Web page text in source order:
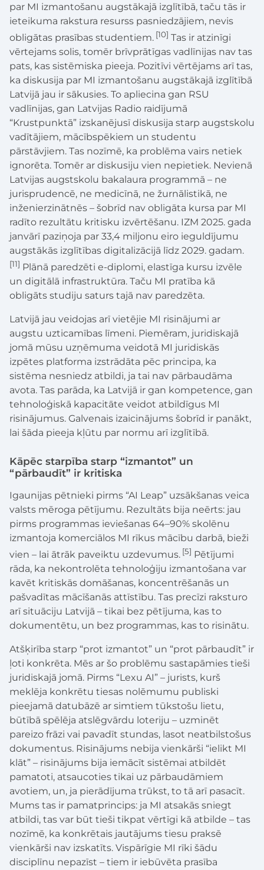
par MI izmantošanu augstākajā izglītībā, taču tās ir
ieteikuma rakstura resurss pasniedzājiem, nevis
obligātas prasības studentiem. [10] Tas ir atzinīgi
vērtejams solis, tomēr brīvprātīgas vadlīnijas nav tas
pats, kas sistēmiska pieeja. Pozitīvi vērtējams arī tas,
ka diskusija par MI izmantošanu augstākajā izglītībā
Latvijā jau ir sākusies. To apliecina gan RSU
vadlīnijas, gan Latvijas Radio raidījumā
“Krustpunktā” izskanējusī diskusija starp augstskolu
vadītājiem, mācībspēkiem un studentu
pārstāvjiem. Tas nozīmē, ka problēma vairs netiek
ignorēta. Tomēr ar diskusiju vien nepietiek. Nevienā
Latvijas augstskolu bakalaura programmā – ne
jurisprudencē, ne medicīnā, ne žurnālistikā, ne
inženierzinātnēs – šobrīd nav obligāta kursa par MI
radīto rezultātu kritisku izvērtēšanu. IZM 2025. gada
janvārī paziņoja par 33,4 miljonu eiro ieguldījumu
augstākās izglītības digitalizācijā līdz 2029. gadam.
[11] Plānā paredzēti e-diplomi, elastīga kursu izvēle
un digitālā infrastruktūra. Taču MI pratība kā
obligāts studiju saturs tajā nav paredzēta.
Latvijā jau veidojas arī vietējie MI risinājumi ar
augstu uzticamības līmeni. Piemēram, juridiskajā
jomā mūsu uzņēmuma veidotā MI juridiskās
izpētes platforma izstrādāta pēc principa, ka
sistēma nesniedz atbildi, ja tai nav pārbaudāma
avota. Tas parāda, ka Latvijā ir gan kompetence, gan
tehnoloģiskā kapacitāte veidot atbildīgus MI
risinājumus. Galvenais izaicinājums šobrīd ir panākt,
lai šāda pieeja kļūtu par normu arī izglītībā.
Kāpēc starpība starp “izmantot” un
“pārbaudīt” ir kritiska
Igaunijas pētnieki pirms “AI Leap” uzsākšanas veica
valsts mēroga pētījumu. Rezultāts bija neērts: jau
pirms programmas ieviešanas 64–90% skolēnu
izmantoja komerciālos MI rīkus mācību darbā, bieži
vien – lai ātrāk paveiktu uzdevumus. [5] Pētījumi
rāda, ka nekontrolēta tehnoloģiju izmantošana var
kavēt kritiskās domāšanas, koncentrēšanās un
pašvadītas mācīšanās attīstību. Tas precīzi raksturo
arī situāciju Latvijā – tikai bez pētījuma, kas to
dokumentētu, un bez programmas, kas to risinātu.
Atšķirība starp “prot izmantot” un “prot pārbaudīt” ir
ļoti konkrēta. Mēs ar šo problēmu sastapāmies tieši
juridiskajā jomā. Pirms “Lexu AI” – jurists, kurš
meklēja konkrētu tiesas nolēmumu publiski
pieejamā datubāzē ar simtiem tūkstošu lietu,
būtībā spēlēja atslēgvārdu loteriju – uzminēt
pareizo frāzi vai pavadīt stundas, lasot neatbilstošus
dokumentus. Risinājums nebija vienkārši “ielikt MI
klāt” – risinājums bija iemācīt sistēmai atbildēt
pamatoti, atsaucoties tikai uz pārbaudāmiem
avotiem, un, ja pierādījuma trūkst, to tā arī pasacīt.
Mums tas ir pamatprincips: ja MI atsakās sniegt
atbildi, tas var būt tieši tikpat vērtīgi kā atbilde – tas
nozīmē, ka konkrētais jautājums tiesu praksē
vienkārši nav izskatīts. Vispārīgie MI rīki šādu
disciplīnu nepazīst – tiem ir iebūvēta prasība